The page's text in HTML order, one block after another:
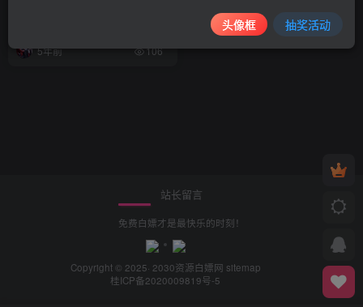
5年前 106
站长留言
免费白嫖才是最快乐的时刻！
Copyright © 2025· 2030资源白嫖网 sitemap
桂ICP备2020009819号-5
头像框 抽奖活动